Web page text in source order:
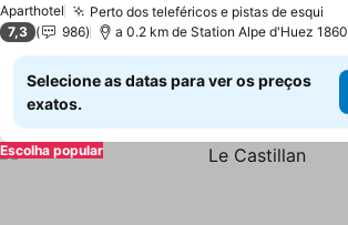
Aparthotel Perto dos teleféricos e pistas de esqui
7,3 986 a 0.2 km de Station Alpe d'Huez 1860
Selecione as datas para ver os preços
exatos.
Escolha popular